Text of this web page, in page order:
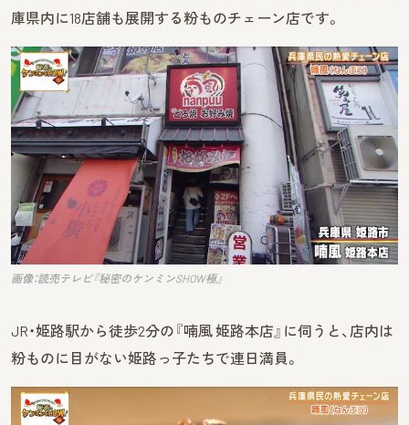
庫県内に18店舗も展開する粉ものチェーン店です。
画像：読売テレビ『秘密のケンミンSHOW極』
JR・姫路駅から徒歩2分の『喃風 姫路本店』に伺うと、店内は
粉ものに目がない姫路っ子たちで連日満員。